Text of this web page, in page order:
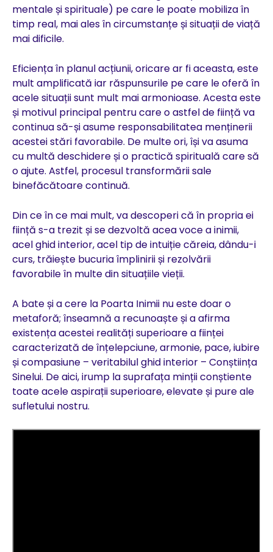
mentale și spirituale) pe care le poate mobiliza în
timp real, mai ales în circumstanțe și situații de viață
mai dificile.
Eficiența în planul acțiunii, oricare ar fi aceasta, este
mult amplificată iar răspunsurile pe care le oferă în
acele situații sunt mult mai armonioase. Acesta este
și motivul principal pentru care o astfel de ființă va
continua să-și asume responsabilitatea menținerii
acestei stări favorabile. De multe ori, își va asuma
cu multă deschidere și o practică spirituală care să
o ajute. Astfel, procesul transformării sale
binefăcătoare continuă.
Din ce în ce mai mult, va descoperi că în propria ei
ființă s-a trezit și se dezvoltă acea voce a inimii,
acel ghid interior, acel tip de intuiție căreia, dându-i
curs, trăiește bucuria împlinirii și rezolvării
favorabile în multe din situațiile vieții.
A bate și a cere la Poarta Inimii nu este doar o
metaforă; înseamnă a recunoaște și a afirma
existența acestei realități superioare a ființei
caracterizată de înțelepciune, armonie, pace, iubire
și compasiune – veritabilul ghid interior – Conștiința
Sinelui. De aici, irump la suprafața minții conștiente
toate acele aspirații superioare, elevate și pure ale
sufletului nostru.